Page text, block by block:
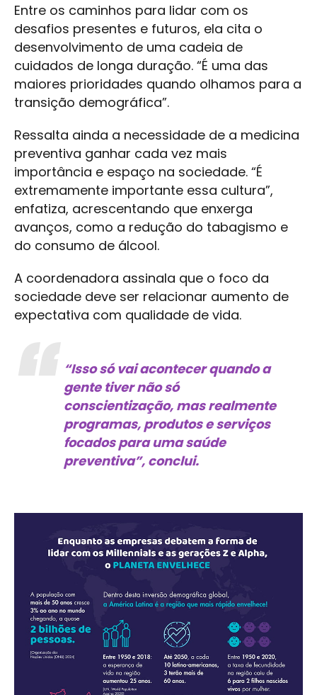
Entre os caminhos para lidar com os
desafios presentes e futuros, ela cita o
desenvolvimento de uma cadeia de
cuidados de longa duração. “É uma das
maiores prioridades quando olhamos para a
transição demográfica”.
Ressalta ainda a necessidade de a medicina
preventiva ganhar cada vez mais
importância e espaço na sociedade. “É
extremamente importante essa cultura”,
enfatiza, acrescentando que enxerga
avanços, como a redução do tabagismo e
do consumo de álcool.
A coordenadora assinala que o foco da
sociedade deve ser relacionar aumento de
expectativa com qualidade de vida.
“Isso só vai acontecer quando a
gente tiver não só
conscientização, mas realmente
programas, produtos e serviços
focados para uma saúde
preventiva”, conclui.